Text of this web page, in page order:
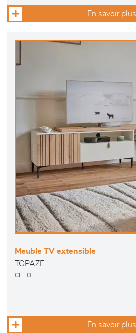
En savoir plus
Meuble TV extensible
TOPAZE
CELIO
En savoir plus